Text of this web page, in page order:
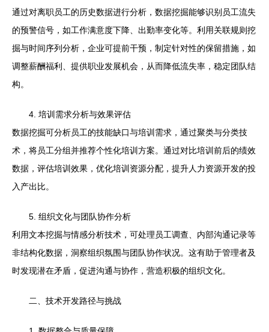
通过对离职员工的历史数据进行分析，数据挖掘能够识别员工流失
的预警信号，如工作满意度下降、出勤率变化等。利用关联规则挖
掘与时间序列分析，企业可提前干预，制定针对性的保留措施，如
调整薪酬福利、提供职业发展机会，从而降低流失率，稳定团队结
构。
4. 培训需求分析与效果评估
数据挖掘可分析员工的技能缺口与培训需求，通过聚类与分类技
术，将员工分组并推荐个性化培训方案。通过对比培训前后的绩效
数据，评估培训效果，优化培训资源分配，提升人力资源开发的投
入产出比。
5. 组织文化与团队协作分析
利用文本挖掘与情感分析技术，可处理员工调查、内部沟通记录等
非结构化数据，洞察组织氛围与团队协作状况。这有助于管理者及
时发现潜在矛盾，促进沟通与协作，营造积极的组织文化。
二、技术开发路径与挑战